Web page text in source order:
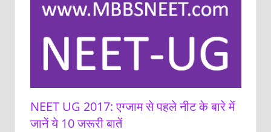
NEET UG 2017: एग्‍जाम से पहले नीट के बारे में
जानें ये 10 जरूरी बातें